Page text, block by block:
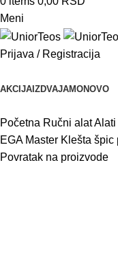
Meni
Prijava / Registracija
AKCIJAIZDVAJAMONOVO
Početna Ručni alatAlati
EGA Master Klešta špic
Povratak na proizvode